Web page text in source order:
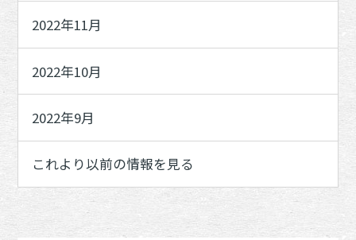
2022年11月
2022年10月
2022年9月
これより以前の情報を見る